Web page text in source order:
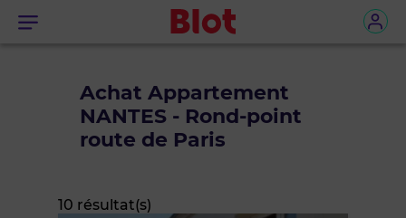
Menu
Achat Appartement
NANTES - Rond-point
route de Paris
10 résultat(s)